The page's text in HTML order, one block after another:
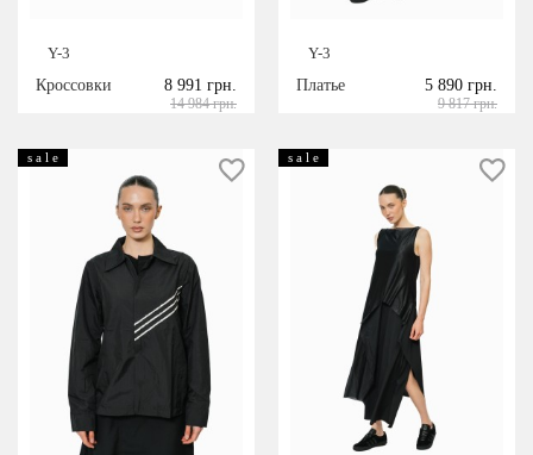
Y-3
Кроссовки
8 991 грн.
14 984 грн.
Y-3
Платье
5 890 грн.
9 817 грн.
s a l e s a l e